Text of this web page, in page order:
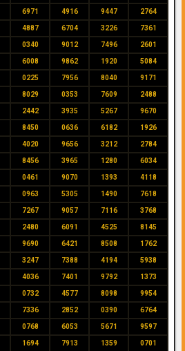
6971 4916 9447 2764
4887 6704 3226 7361
0340 9012 7496 2601
6008 9862 1920 5084
0225 7956 8040 9171
8029 0353 7609 2488
2442 3935 5267 9670
8450 0636 6182 1926
4020 9656 3212 2784
8456 3965 1280 6034
0461 9070 1393 4118
0963 5305 1490 7618
7267 9057 7116 3768
2480 6091 4525 8145
9690 6421 8508 1762
3247 7388 4194 5938
4036 7401 9792 1373
0732 4577 8098 9954
7336 2852 0390 6764
0768 6053 5671 9597
1694 7913 1359 0701